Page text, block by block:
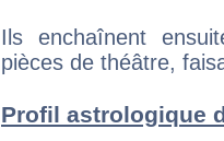
Ils enchaînent
pièces de théâtre,
Profil astrologique